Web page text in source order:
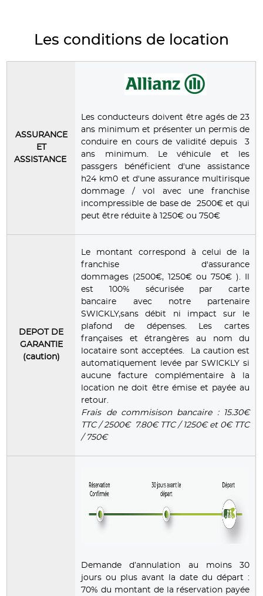
Les conditions de location
ASSURANCE
ET
ASSISTANCE
Les conducteurs doivent être agés de 23
ans minimum et présenter un permis de
conduire en cours de validité depuis 3
ans minimum. Le véhicule et les
passgers bénéficient d'une assistance
h24 km0 et d'une assurance multirisque
dommage / vol avec une franchise
incompressible de base de 2500€ et qui
peut être réduite à 1250€ ou 750€
DEPOT DE
GARANTIE
(caution)
Le montant correspond à celui de la
franchise d'assurance
dommages (2500€, 1250€ ou 750€ ). Il
est 100% sécurisée par carte
bancaire avec notre partenaire
SWICKLY,sans débit ni impact sur le
plafond de dépenses. Les cartes
françaises et étrangères au nom du
locataire sont acceptées. La caution est
automatiquement levée par SWICKLY si
aucune facture complémentaire à la
location ne doit être émise et payée au
retour.
Frais de commisison bancaire : 15.30€
TTC / 2500€ 7.80€ TTC / 1250€ et 0€ TTC
/ 750€
Demande d’annulation au moins 30
jours ou plus avant la date du départ :
70% du montant de la réservation payée